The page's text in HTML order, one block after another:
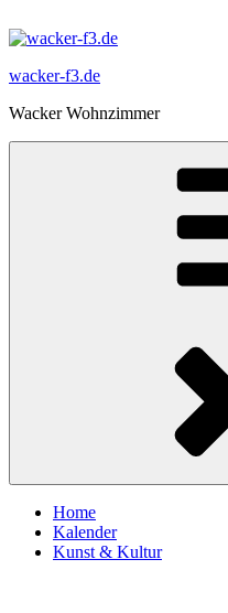
Inhalt
wacker-f3.de
Wacker Wohnzimmer
Home
Kalender
Kunst & Kultur